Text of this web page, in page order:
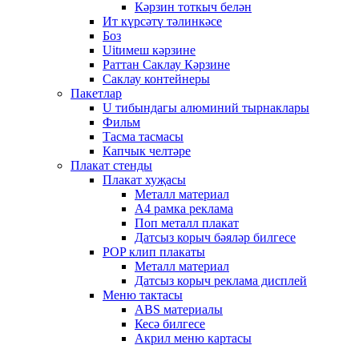
Кәрзин тоткыч белән
Ит күрсәтү тәлинкәсе
Боз
Uitимеш кәрзине
Раттан Саклау Кәрзине
Саклау контейнеры
Пакетлар
U тибындагы алюминий тырнаклары
Фильм
Тасма тасмасы
Капчык челтәре
Плакат стенды
Плакат хуҗасы
Металл материал
А4 рамка реклама
Поп металл плакат
Датсыз корыч бәяләр билгесе
POP клип плакаты
Металл материал
Датсыз корыч реклама дисплей
Меню тактасы
ABS материалы
Кесә билгесе
Акрил меню картасы